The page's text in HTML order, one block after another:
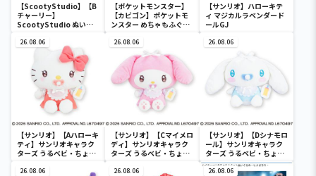
【ScootyStudio】【B
チャーリー】
ScootyStudio ぬいぐ
【ポケットモンスター】
【カビゴン】ポケットモ
ンスター めちゃもふぐっ
ぐるみ～カビゴン～
【サンリオ】ハローキテ
ィ マジカルラベンダード
ールGJ
26.08.06
【サンリオ】【Aハローキ
ティ】サンリオキャラク
ターズ うるベビ・ちょい
26.08.06
【サンリオ】【Cマイメロ
ディ】サンリオキャラク
ターズ うるベビ・ちょい
26.08.06
【サンリオ】【Dシナモロ
ール】サンリオキャラク
ターズ うるベビ・ちょい
デカドール
26.08.06 26.08.06 26.08.06